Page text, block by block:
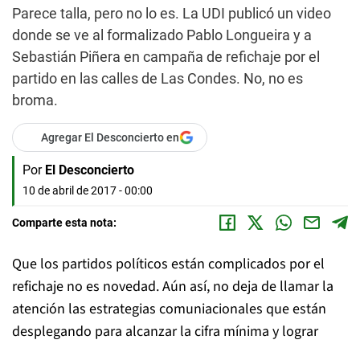
Parece talla, pero no lo es. La UDI publicó un video
donde se ve al formalizado Pablo Longueira y a
Sebastián Piñera en campaña de refichaje por el
partido en las calles de Las Condes. No, no es
broma.
Agregar El Desconcierto en
Por El Desconcierto
10 de abril de 2017 - 00:00
Comparte esta nota:
Que los partidos políticos están complicados por el
refichaje no es novedad. Aún así, no deja de llamar la
atención las estrategias comuniacionales que están
desplegando para alcanzar la cifra mínima y lograr